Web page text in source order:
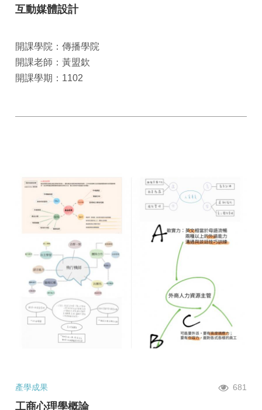
互動媒體設計
開課學院：傳播學院
開課老師：黃盟欽
開課學期：1102
產學成果 681
工商心理學概論